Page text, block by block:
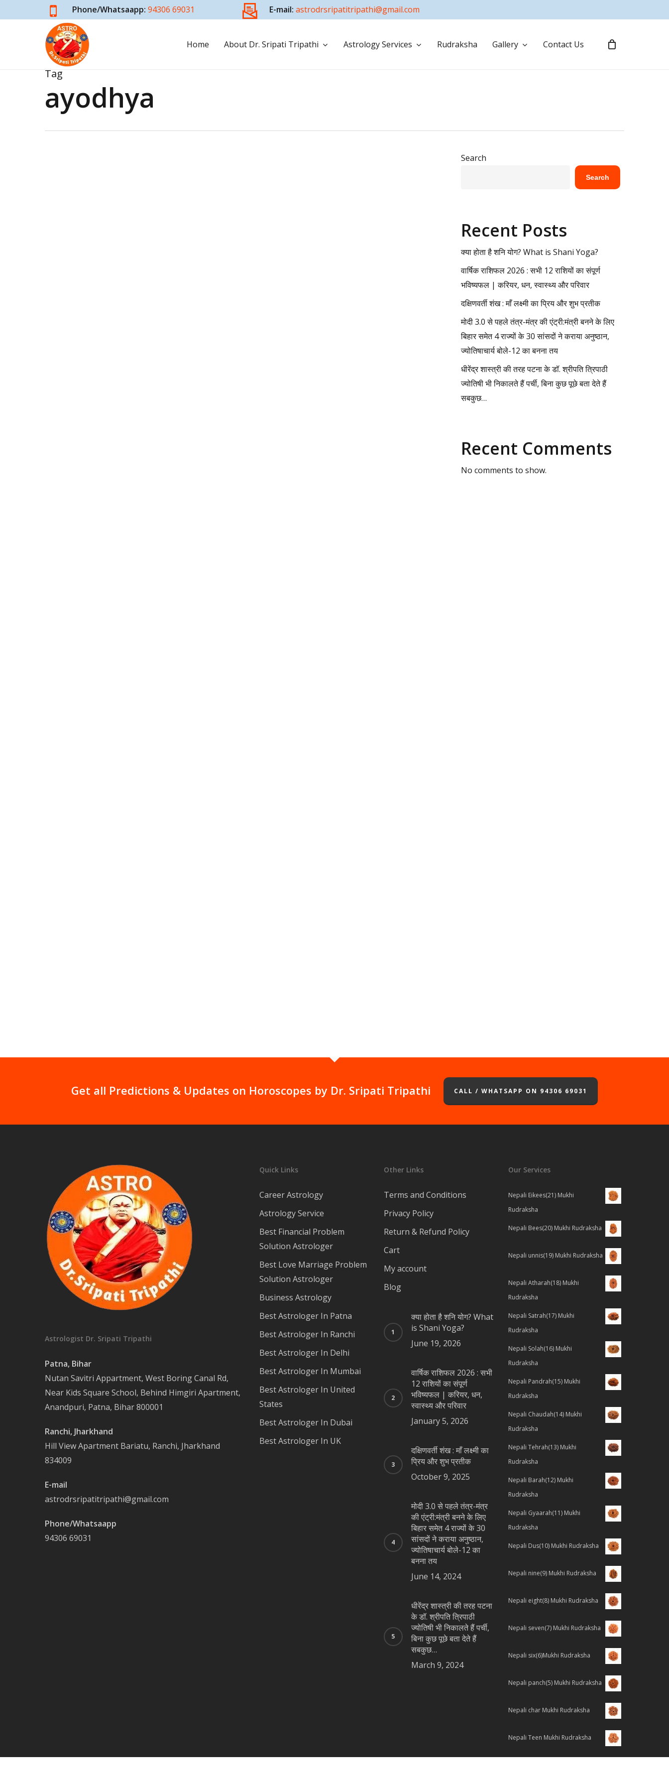
to
Phone/Whatsaapp:94306 69031 E-mail: astrodrsripatitripathi@gmail.com
Home About Dr. Sripati Tripathi Astrology Services Rudraksha Gallery Contact Us
Tag
ayodhya
Search
Search
Recent Posts
क्या होता है शनि योग? What is Shani Yoga?
वार्षिक राशिफल 2026 : सभी 12 राशियों का संपूर्ण
भविष्यफल | करियर, धन, स्वास्थ्य और परिवार
दक्षिणवर्ती शंख : माँ लक्ष्मी का प्रिय और शुभ प्रतीक
मोदी 3.0 से पहले तंत्र-मंत्र की एंट्री:मंत्री बनने के लिए
बिहार समेत 4 राज्यों के 30 सांसदों ने कराया अनुष्ठान,
ज्योतिषाचार्य बोले-12 का बनना तय
धीरेंद्र शास्त्री की तरह पटना के डॉ. श्रीपति त्रिपाठी
ज्योतिषी भी निकालते हैं पर्ची, बिना कुछ पूछे बता देते हैं
सबकुछ…
Recent Comments
No comments to show.
Get all Predictions & Updates on Horoscopes by Dr. Sripati Tripathi CALL / WHATSAPP ON 94306 69031
Astrologist Dr. Sripati Tripathi
Patna, Bihar
Nutan Savitri Appartment, West Boring Canal Rd,
Near Kids Square School, Behind Himgiri Apartment,
Anandpuri, Patna, Bihar 800001
Ranchi, Jharkhand
Hill View Apartment Bariatu, Ranchi, Jharkhand
834009
E-mail
astrodrsripatitripathi@gmail.com
Phone/Whatsaapp
94306 69031
Quick Links
Career Astrology
Astrology Service
Best Financial Problem
Solution Astrologer
Best Love Marriage Problem
Solution Astrologer
Business Astrology
Best Astrologer In Patna
Best Astrologer In Ranchi
Best Astrologer In Delhi
Best Astrologer In Mumbai
Best Astrologer In United
States
Best Astrologer In Dubai
Best Astrologer In UK
Other Links
Terms and Conditions
Privacy Policy
Return & Refund Policy
Cart
My account
Blog
क्या होता है शनि योग? What
is Shani Yoga?
June 19, 2026
वार्षिक राशिफल 2026 : सभी
12 राशियों का संपूर्ण
भविष्यफल | करियर, धन,
स्वास्थ्य और परिवार
January 5, 2026
दक्षिणवर्ती शंख : माँ लक्ष्मी का
प्रिय और शुभ प्रतीक
October 9, 2025
मोदी 3.0 से पहले तंत्र-मंत्र
की एंट्री:मंत्री बनने के लिए
बिहार समेत 4 राज्यों के 30
सांसदों ने कराया अनुष्ठान,
ज्योतिषाचार्य बोले-12 का
बनना तय
June 14, 2024
धीरेंद्र शास्त्री की तरह पटना
के डॉ. श्रीपति त्रिपाठी
ज्योतिषी भी निकालते हैं पर्ची,
बिना कुछ पूछे बता देते हैं
सबकुछ…
March 9, 2024
Our Services
Nepali Eikees(21) Mukhi
Rudraksha
Nepali Bees(20) Mukhi Rudraksha
Nepali unnis(19) Mukhi Rudraksha
Nepali Atharah(18) Mukhi
Rudraksha
Nepali Satrah(17) Mukhi
Rudraksha
Nepali Solah(16) Mukhi
Rudraksha
Nepali Pandrah(15) Mukhi
Rudraksha
Nepali Chaudah(14) Mukhi
Rudraksha
Nepali Tehrah(13) Mukhi
Rudraksha
Nepali Barah(12) Mukhi
Rudraksha
Nepali Gyaarah(11) Mukhi
Rudraksha
Nepali Dus(10) Mukhi Rudraksha
Nepali nine(9) Mukhi Rudraksha
Nepali eight(8) Mukhi Rudraksha
Nepali seven(7) Mukhi Rudraksha
Nepali six(6)Mukhi Rudraksha
Nepali panch(5) Mukhi Rudraksha
Nepali char Mukhi Rudraksha
Nepali Teen Mukhi Rudraksha